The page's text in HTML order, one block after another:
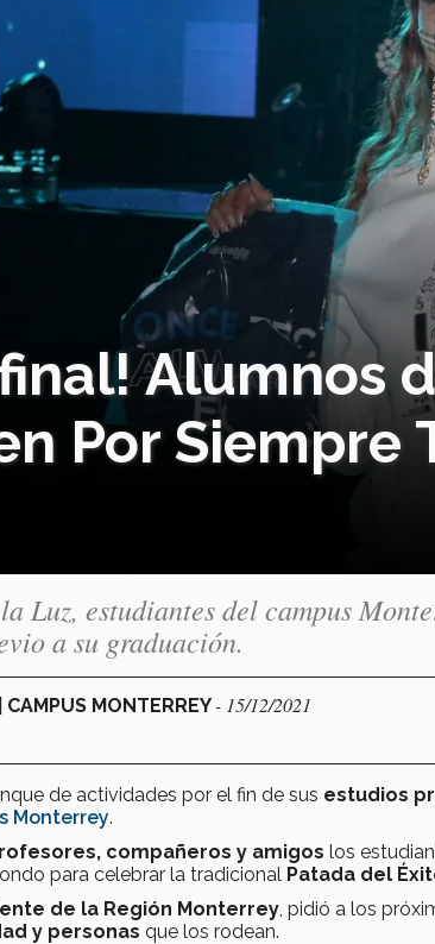
Alumnos
Por Siempre
Luz, estudiantes del campus
a su graduación.
MONTERREY- 15/12/2021
de actividades por el fin de sus estudios
Monterrey.
compañeros y amigos los
para celebrar la tradicional Patada del
de la Región Monterrey , pidió a los
y personas que los rodean.